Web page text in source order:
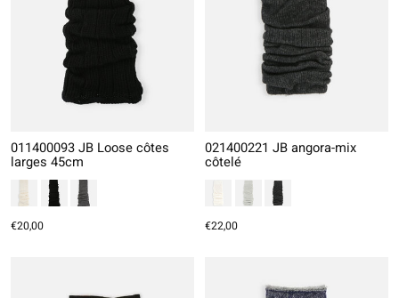
011400093 JB Loose côtes
larges 45cm
€20,00
021400221 JB angora-mix
côtelé
€22,00